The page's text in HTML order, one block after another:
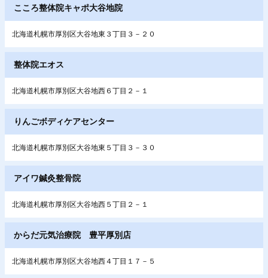
こころ整体院キャポ大谷地院
北海道札幌市厚別区大谷地東３丁目３－２０
整体院エオス
北海道札幌市厚別区大谷地西６丁目２－１
りんごボディケアセンター
北海道札幌市厚別区大谷地東５丁目３－３０
アイワ鍼灸整骨院
北海道札幌市厚別区大谷地西５丁目２－１
からだ元気治療院 豊平厚別店
北海道札幌市厚別区大谷地西４丁目１７－５